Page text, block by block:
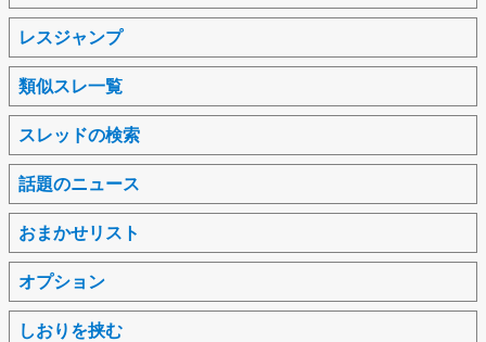
レスジャンプ
類似スレ一覧
スレッドの検索
話題のニュース
おまかせリスト
オプション
しおりを挟む